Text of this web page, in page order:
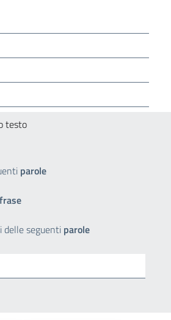
testo
parole
frase
delle seguenti parole